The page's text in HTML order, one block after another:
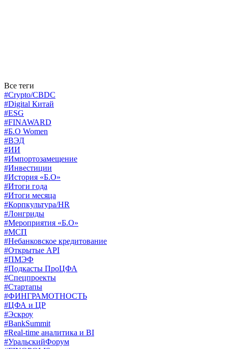
Все теги
#Crypto/CBDC
#Digital Китай
#ESG
#FINAWARD
#Б.О Women
#ВЭД
#ИИ
#Импортозамещение
#Инвестиции
#История «Б.О»
#Итоги года
#Итоги месяца
#Корпкультура/HR
#Лонгриды
#Мероприятия «Б.О»
#МСП
#Небанковское кредитование
#Открытые API
#ПМЭФ
#Подкасты ПроЦФА
#Спецпроекты
#Стартапы
#ФИНГРАМОТНОСТЬ
#ЦФА и ЦР
#Эскроу
#BankSummit
#Real-time аналитика и BI
#УральскийФорум